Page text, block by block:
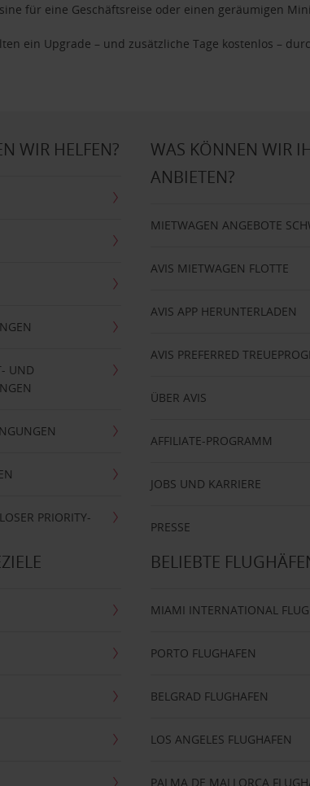
für eine Geschäftsreise oder einen geräumigen
ein Upgrade – und zusätzliche Tage kostenlos –
WIR HELFEN?
UND
PRIORITY-
WAS KÖNNEN WIR
ANBIETEN?
MIETWAGEN ANGEBOTE
AVIS MIETWAGEN FLOTTE
AVIS APP HERUNTERLADEN
AVIS PREFERRED
ÜBER AVIS
AFFILIATE-PROGRAMM
JOBS UND KARRIERE
PRESSE
BELIEBTE
MIAMI INTERNATIONAL
PORTO FLUGHAFEN
BELGRAD FLUGHAFEN
LOS ANGELES FLUGHAFEN
PALMA DE MALLORCA